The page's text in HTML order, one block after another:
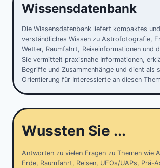
Wissensdatenbank
Die Wissensdatenbank liefert kompaktes und
verständliches Wissen zu Astrofotografie,
Wetter, Raumfahrt, Reiseinformationen und
Sie vermittelt praxisnahe Informationen,
Begriffe und Zusammenhänge und dient als
Orientierung für Interessierte an diesen
Wussten Sie ...
Antworten zu vielen Fragen zu Themen wie
Erde, Raumfahrt, Reisen, UFOs/UAPs, Prä-